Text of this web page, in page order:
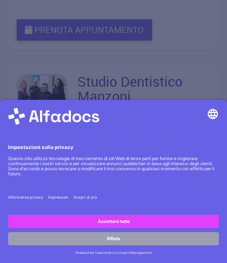
PRENOTA APPUNTAMENTO
Studio Dentistico
Manzoni
opinioni
(Cortile Interno), 23900 Lecco
Siamo un team affiatato di
PRENOTA APPUNTAMENTO